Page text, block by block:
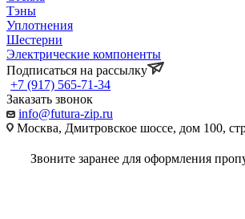
Тэны
Уплотнения
Шестерни
Электрические компоненты
Подписаться на рассылку
+7 (917) 565-71-34
Заказать звонок
info@futura-zip.ru
Москва, Дмитровское шоссе, дом 100,
Звоните заранее для оформления